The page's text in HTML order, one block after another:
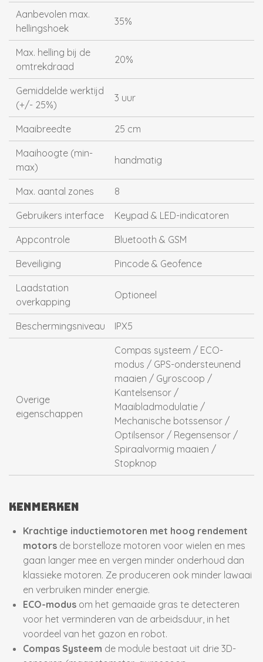
Aanbevolen max.
hellingshoek
35%
Max. helling bij de
omtrekdraad
20%
Gemiddelde werktijd
(+/- 25%)
3 uur
Maaibreedte 25 cm
Maaihoogte (min-
max)
handmatig
Max. aantal zones 8
Gebruikers interface Keypad & LED-indicatoren
Appcontrole Bluetooth & GSM
Beveiliging Pincode & Geofence
Laadstation
overkapping
Optioneel
Beschermingsniveau IPX5
Overige
eigenschappen
Compas systeem / ECO-
modus / GPS-ondersteunend
maaien / Gyroscoop /
Kantelsensor /
Maaibladmodulatie /
Mechanische botssensor /
Optilsensor / Regensensor /
Spiraalvormig maaien /
Stopknop
Kenmerken
Krachtige inductiemotoren met hoog rendement
motors de borstelloze motoren voor wielen en mes
gaan langer mee en vergen minder onderhoud dan
klassieke motoren. Ze produceren ook minder lawaai
en verbruiken minder energie.
ECO-modus om het gemaaide gras te detecteren
voor het verminderen van de arbeidsduur, in het
voordeel van het gazon en robot.
Compas Systeem de module bestaat uit drie 3D-